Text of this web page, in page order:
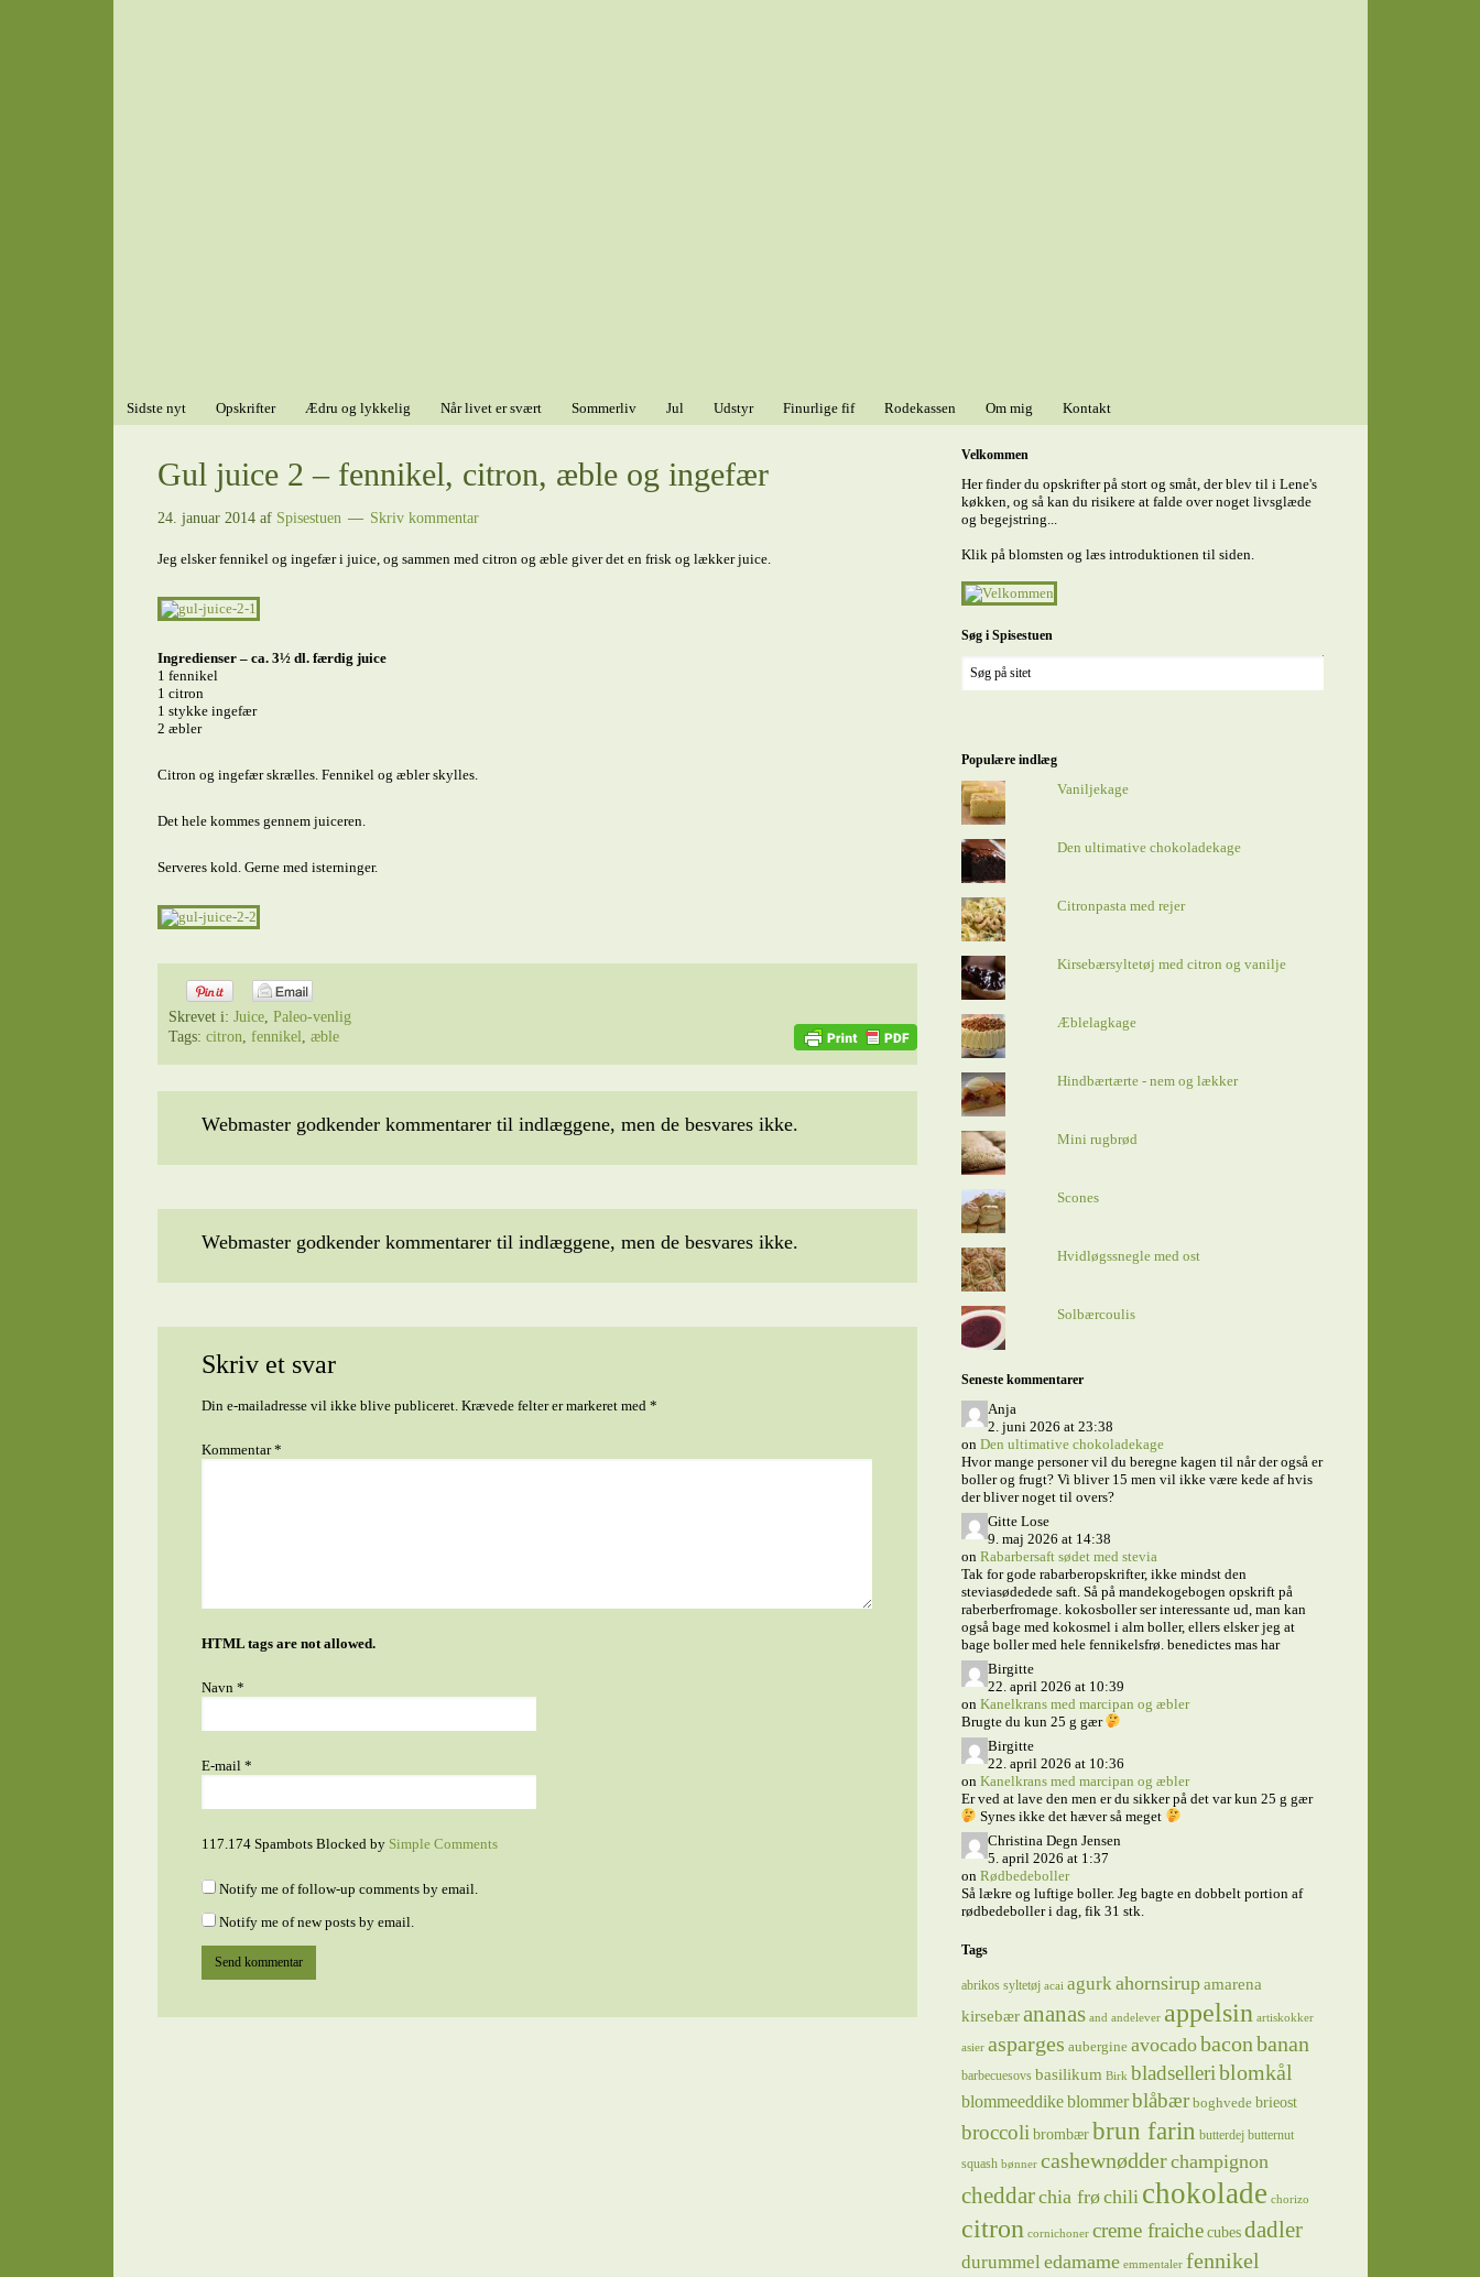
Sidste nyt Opskrifter Ædru og lykkelig Når livet er svært Sommerliv Jul Udstyr Finurlige fif Rodekassen Om mig Kontakt
Gul juice 2 – fennikel, citron, æble og ingefær
24. januar 2014af Spisestuen Skriv kommentar
Jeg elsker fennikel og ingefær i juice, og sammen med citron og æble giver det en frisk og lækker juice.
Ingredienser – ca. 3½ dl. færdig juice
1 fennikel
1 citron
1 stykke ingefær
2 æbler
Citron og ingefær skrælles. Fennikel og æbler skylles.
Det hele kommes gennem juiceren.
Serveres kold. Gerne med isterninger.
Skrevet i: Juice, Paleo-venlig
Tags: citron, fennikel, æble
Webmaster godkender kommentarer til indlæggene, men de besvares ikke.
Webmaster godkender kommentarer til indlæggene, men de besvares ikke.
Skriv et svar
Din e-mailadresse vil ikke blive publiceret. Krævede felter er markeret med *
Kommentar*
HTML tags are not allowed.
Navn *
E-mail *
117.174 Spambots Blocked by Simple Comments
Notify me of follow-up comments by email.
Notify me of new posts by email.
Velkommen
Her finder du opskrifter på stort og småt, der blev til i Lene's
køkken, og så kan du risikere at falde over noget livsglæde
og begejstring...
Klik på blomsten og læs introduktionen til siden.
Søg i Spisestuen
Populære indlæg
Vaniljekage
Den ultimative chokoladekage
Citronpasta med rejer
Kirsebærsyltetøj med citron og vanilje
Æblelagkage
Hindbærtærte - nem og lækker
Mini rugbrød
Scones
Hvidløgssnegle med ost
Solbærcoulis
Seneste kommentarer
Anja
2. juni 2026 at 23:38
on Den ultimative chokoladekage
Hvor mange personer vil du beregne kagen til når der også er
boller og frugt? Vi bliver 15 men vil ikke være kede af hvis
der bliver noget til overs?
Gitte Lose
9. maj 2026 at 14:38
on Rabarbersaft sødet med stevia
Tak for gode rabarberopskrifter, ikke mindst den
steviasødedede saft. Så på mandekogebogen opskrift på
raberberfromage. kokosboller ser interessante ud, man kan
også bage med kokosmel i alm boller, ellers elsker jeg at
bage boller med hele fennikelsfrø. benedictes mas har
Birgitte
22. april 2026 at 10:39
on Kanelkrans med marcipan og æbler
Brugte du kun 25 g gær
Birgitte
22. april 2026 at 10:36
on Kanelkrans med marcipan og æbler
Er ved at lave den men er du sikker på det var kun 25 g gær
Synes ikke det hæver så meget
Christina Degn Jensen
5. april 2026 at 1:37
on Rødbedeboller
Så lækre og luftige boller. Jeg bagte en dobbelt portion af
rødbedeboller i dag, fik 31 stk.
Tags
abrikos syltetøj acai agurkahornsirup amarena
kirsebær ananas and andelever appelsin artiskokker
asier asparges aubergine avocadobaconbanan
barbecuesovs basilikum Birk bladselleriblomkål
blommeeddikeblommerblåbær boghvede brieost
broccoli brombær brun farin butterdej butternut
squash bønner cashewnødderchampignon
cheddarchia frøchili chokolade chorizo
citron cornichoner creme fraiche cubes dadler
durummeledamame emmentaler fennikel